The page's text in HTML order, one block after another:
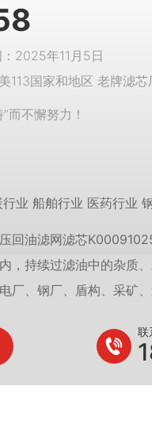
2025年11月5日
113国家和地区 老牌滤
而不懈努力！
业 船舶行业 医药行业
回油滤网滤芯
，持续过滤油中的杂质
厂、钢厂、盾构、采矿
联